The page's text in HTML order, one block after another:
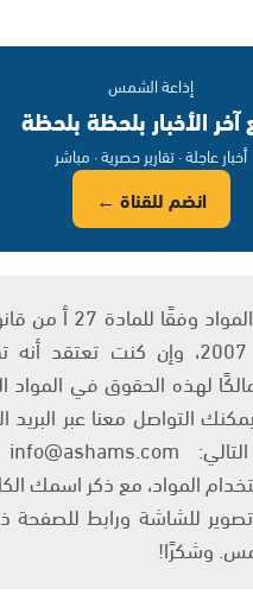
إذاعة الشمس
آخر الأخبار بلحظة بلحظة
أخبار عاجلة · تقارير حصرية · مباشر
انضم للقناة ←
يتم الاستخدام المواد
التأليف والنشر 2007، وإن كنت
لهذه الحقوق في المواد
التواصل معنا عبر البريد
المواد، مع ذكر اسمك
للشاشة ورابط للصفحة
وشكرًا!